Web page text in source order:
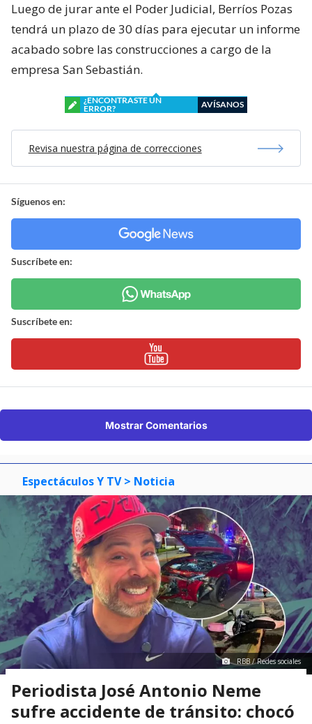
Luego de jurar ante el Poder Judicial, Berríos Pozas
tendrá un plazo de 30 días para ejecutar un informe
acabado sobre las construcciones a cargo de la
empresa San Sebastián.
¿ENCONTRASTE UN
ERROR?
AVÍSANOS
Revisa nuestra página de correcciones
Síguenos en:
Suscríbete en:
Suscríbete en:
Mostrar Comentarios
Espectáculos Y TV > Noticia
RBB / Redes sociales
Periodista José Antonio Neme
sufre accidente de tránsito: chocó